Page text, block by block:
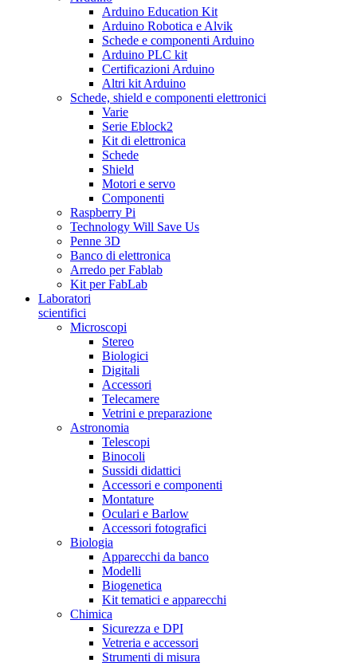
Arduino Education Kit
Arduino Robotica e Alvik
Schede e componenti Arduino
Arduino PLC kit
Certificazioni Arduino
Altri kit Arduino
Schede, shield e componenti elettronici
Varie
Serie Eblock2
Kit di elettronica
Schede
Shield
Motori e servo
Componenti
Raspberry Pi
Technology Will Save Us
Penne 3D
Banco di elettronica
Arredo per Fablab
Kit per FabLab
Laboratori
scientifici
Microscopi
Stereo
Biologici
Digitali
Accessori
Telecamere
Vetrini e preparazione
Astronomia
Telescopi
Binocoli
Sussidi didattici
Accessori e componenti
Montature
Oculari e Barlow
Accessori fotografici
Biologia
Apparecchi da banco
Modelli
Biogenetica
Kit tematici e apparecchi
Chimica
Sicurezza e DPI
Vetreria e accessori
Strumenti di misura